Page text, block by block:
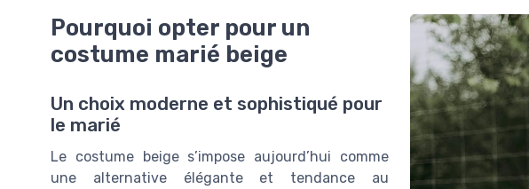
Pourquoi opter pour un
costume marié beige
Un choix moderne et sophistiqué pour
le marié
Le costume beige s’impose aujourd’hui comme
une alternative élégante et tendance au